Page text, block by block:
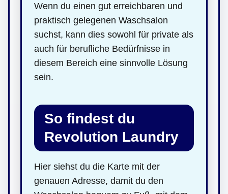
Wenn du einen gut erreichbaren und
praktisch gelegenen Waschsalon
suchst, kann dies sowohl für private als
auch für berufliche Bedürfnisse in
diesem Bereich eine sinnvolle Lösung
sein.
So findest du
Revolution Laundry
Hier siehst du die Karte mit der
genauen Adresse, damit du den